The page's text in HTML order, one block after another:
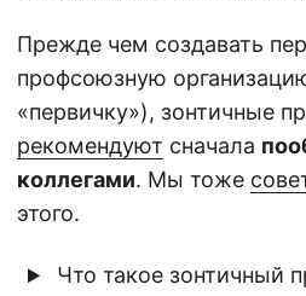
Прежде чем создавать
профсоюзную
«первичку»), зонтичные
рекомендуют сначала
коллегами. Мы тоже
этого.
Что такое зонтичный